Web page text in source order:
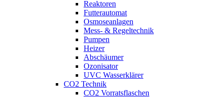
Reaktoren
Futterautomat
Osmoseanlagen
Mess- & Regeltechnik
Pumpen
Heizer
Abschäumer
Ozonisator
UVC Wasserklärer
CO2 Technik
CO2 Vorratsflaschen